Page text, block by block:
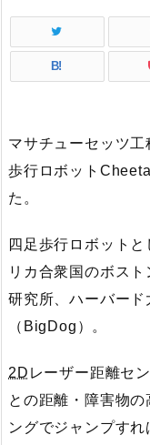
B!
マサチューセッツ工
歩行ロボット
た。
四足歩行ロボット
リカ合衆国のボス
研究所、ハーバー
（BigDog）。
2D レーザー距離セ
との距離・障害物
ングでジャンプす